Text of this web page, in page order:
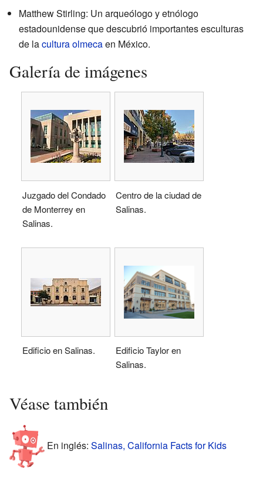
Matthew Stirling: Un arqueólogo y etnólogo
estadounidense que descubrió importantes esculturas
de lacultura olmecaen México.
Galería de imágenes
Juzgado del Condado
de Monterrey en
Salinas.
Centro de la ciudad de
Salinas.
Edificio en Salinas.
Edificio Taylor en
Salinas.
Véase también
En inglés: Salinas, California Facts for Kids